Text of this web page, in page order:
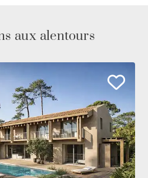
aux alentours